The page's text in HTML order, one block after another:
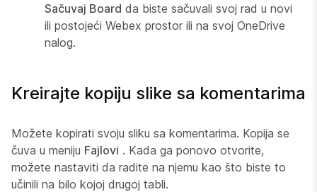
Sačuvaj Board da biste sačuvali svoj rad u novi
ili postojeći Webex prostor ili na svoj OneDrive
nalog.
Kreirajte kopiju slike sa komentarima
Možete kopirati svoju sliku sa komentarima. Kopija se
čuva u meniju Fajlovi . Kada ga ponovo otvorite,
možete nastaviti da radite na njemu kao što biste to
učinili na bilo kojoj drugoj tabli.